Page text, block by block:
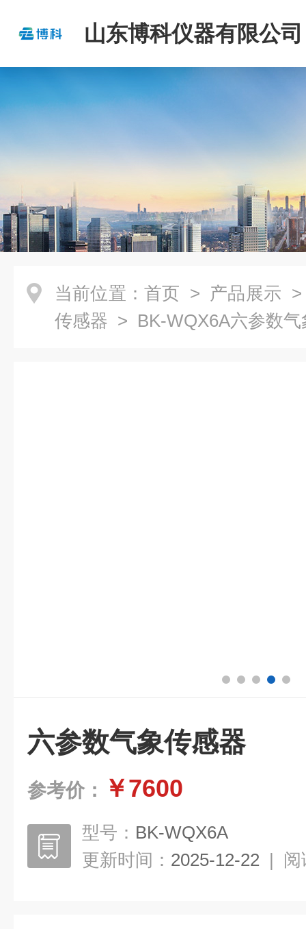
山东博科仪器有限公司
当前位置： 首页 > 产品展示
传感器 > BK-WQX6A六参数气
六参数气象传感器
参考价： ￥7600
型号： BK-WQX6A
更新时间： 2025-12-22 | 阅